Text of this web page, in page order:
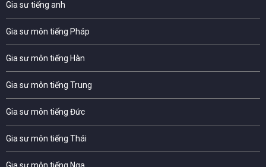
Gia sư tiếng anh
Gia sư môn tiếng Pháp
Gia sư môn tiếng Hàn
Gia sư môn tiếng Trung
Gia sư môn tiếng Đức
Gia sư môn tiếng Thái
Gia sư môn tiếng Nga